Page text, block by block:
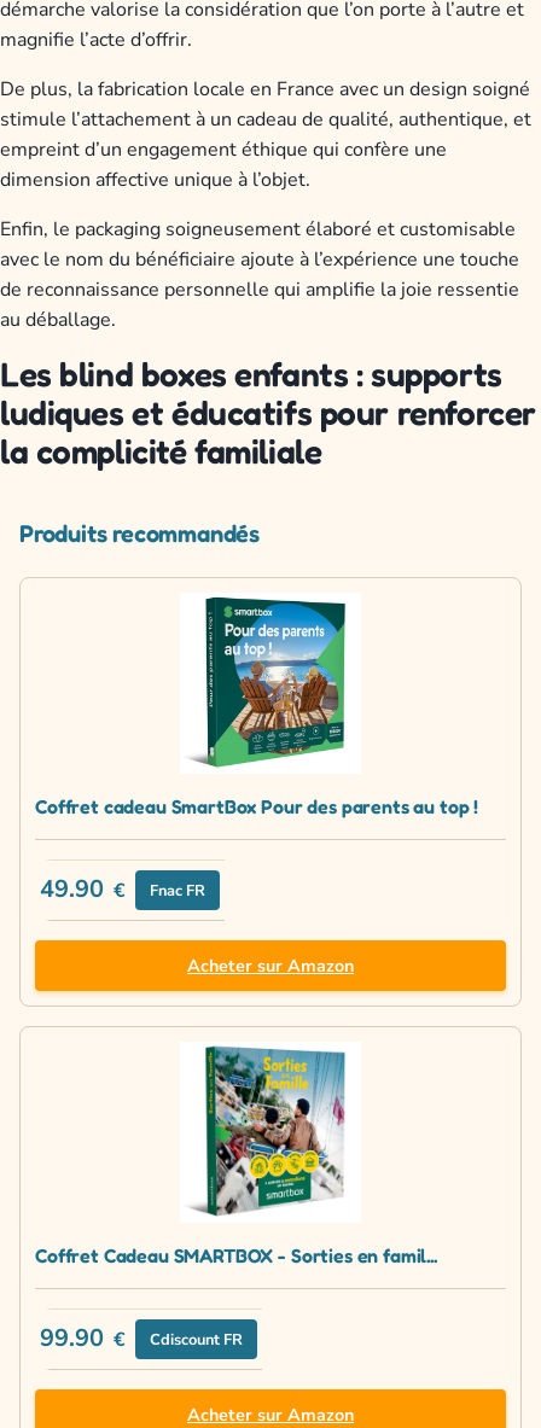
démarche valorise la considération que l’on porte à l’autre et
magnifie l’acte d’offrir.
De plus, la fabrication locale en France avec un design soigné
stimule l’attachement à un cadeau de qualité, authentique, et
empreint d’un engagement éthique qui confère une
dimension affective unique à l’objet.
Enfin, le packaging soigneusement élaboré et customisable
avec le nom du bénéficiaire ajoute à l’expérience une touche
de reconnaissance personnelle qui amplifie la joie ressentie
au déballage.
Les blind boxes enfants : supports
ludiques et éducatifs pour renforcer
la complicité familiale
Produits recommandés
Coffret cadeau SmartBox Pour des parents au top !
49.90 € Fnac FR
Acheter sur Amazon
Coffret Cadeau SMARTBOX - Sorties en famil...
99.90 € Cdiscount FR
Acheter sur Amazon